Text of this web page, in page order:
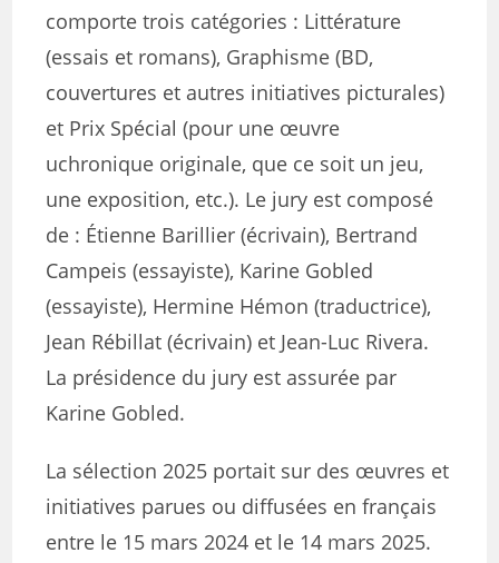
comporte trois catégories : Littérature
(essais et romans), Graphisme (BD,
couvertures et autres initiatives picturales)
et Prix Spécial (pour une œuvre
uchronique originale, que ce soit un jeu,
une exposition, etc.). Le jury est composé
de : Étienne Barillier (écrivain), Bertrand
Campeis (essayiste), Karine Gobled
(essayiste), Hermine Hémon (traductrice),
Jean Rébillat (écrivain) et Jean-Luc Rivera.
La présidence du jury est assurée par
Karine Gobled.
La sélection 2025 portait sur des œuvres et
initiatives parues ou diffusées en français
entre le 15 mars 2024 et le 14 mars 2025.